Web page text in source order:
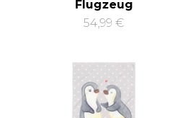
Flugzeug
54,99 €